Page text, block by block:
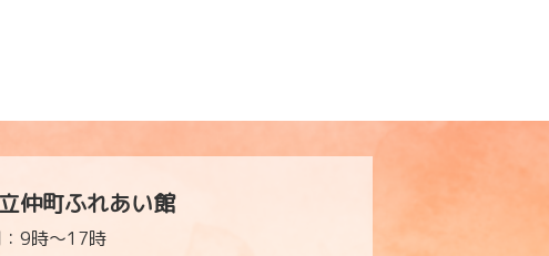
仲町ふれあい館
9時～17時